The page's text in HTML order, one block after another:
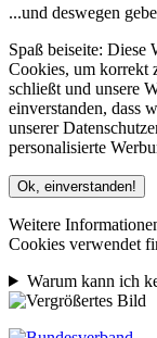
...und deswegen
Spaß beiseite: Diese
Cookies, um korrekt
schließt und unsere
einverstanden, dass
unserer
personalisierte
Ok, einverstanden!
Weitere
Cookies verwendet
Warum kann ich